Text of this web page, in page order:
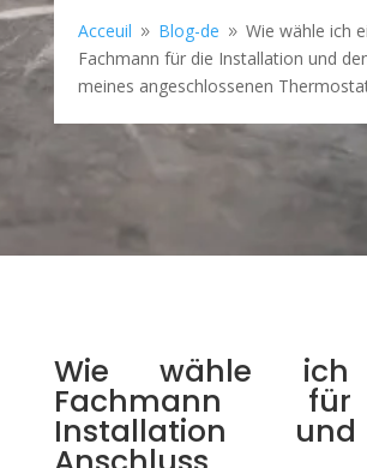
Acceuil 9 Blog-de 9 Wie wähle ich
Fachmann für die Installation und
meines angeschlossenen
Wie wähle ich
Fachmann
Installation